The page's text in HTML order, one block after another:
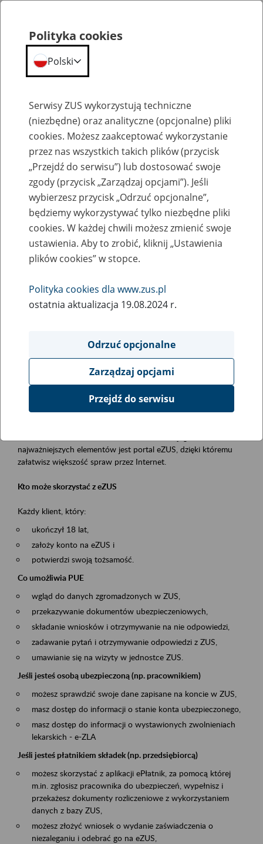
Szkolenia
Zaproś ZUS do siebie - zakładanie profili
eZUS w siedzibie Twojej firmy
Rodzaj wydarzenia
Szkolenia
Obszar merytoryczny
obsługa klientów
Opis wydarzenia
Platforma Usług Elektronicznych ZUS eZUS
najważniejszych elementów jest portal eZUS, dzięki któremu
załatwisz większość spraw przez Internet.
Kto może skorzystać z eZUS
Każdy klient, który:
ukończył 18 lat,
założy konto na eZUS i
potwierdzi swoją tożsamość.
Co umożliwia PUE
wgląd do danych zgromadzonych w ZUS,
przekazywanie dokumentów ubezpieczeniowych,
składanie wniosków i otrzymywanie na nie odpowiedzi,
zadawanie pytań i otrzymywanie odpowiedzi z ZUS,
umawianie się na wizyty w jednostce ZUS.
Jeśli jesteś osobą ubezpieczoną (np. pracownikiem)
możesz sprawdzić swoje dane zapisane na koncie w ZUS,
masz dostęp do informacji o stanie konta ubezpieczonego,
masz dostęp do informacji o wystawionych zwolnieniach
lekarskich - e-ZLA
Jeśli jesteś płatnikiem składek (np. przedsiębiorcą)
możesz skorzystać z aplikacji ePłatnik, za pomocą której
m.in. zgłosisz pracownika do ubezpieczeń, wypełnisz i
przekażesz dokumenty rozliczeniowe z wykorzystaniem
danych z bazy ZUS,
możesz złożyć wniosek o wydanie zaświadczenia o
niezaleganiu i odebrać go na eZUS,
Polityka cookies
Polski
Serwisy ZUS wykorzystują techniczne
(niezbędne) oraz analityczne (opcjonalne) pliki
cookies. Możesz zaakceptować wykorzystanie
przez nas wszystkich takich plików (przycisk
„Przejdź do serwisu”) lub dostosować swoje
zgody (przycisk „Zarządzaj opcjami”). Jeśli
wybierzesz przycisk „Odrzuć opcjonalne”,
będziemy wykorzystywać tylko niezbędne pliki
cookies. W każdej chwili możesz zmienić swoje
ustawienia. Aby to zrobić, kliknij „Ustawienia
plików cookies” w stopce.
Polityka cookies dla www.zus.pl
ostatnia aktualizacja 19.08.2024 r.
Odrzuć opcjonalne
Zarządzaj opcjami
Przejdź do serwisu